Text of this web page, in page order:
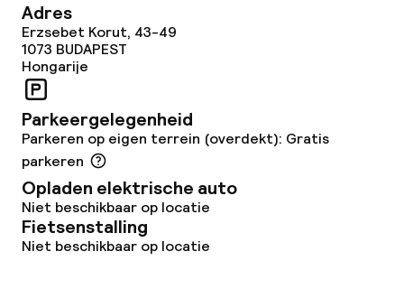
Bar
Eet- en drinkdiensten
Ontbijtbuffet
Lunch à la carte
Diner à la carte
Roomservice
Adres
Erzsebet Korut, 43-49
1073 BUDAPEST
Hongarije
Parkeergelegenheid
Parkeren op eigen terrein (overdekt): Gratis
parkeren
Opladen elektrische auto
Niet beschikbaar op locatie
Fietsenstalling
Niet beschikbaar op locatie